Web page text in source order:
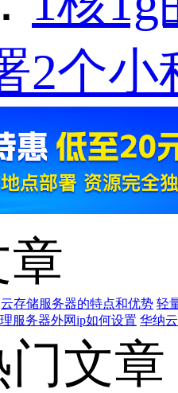
2个小
云存储服务器的特点和优势 轻
服务器外网ip如何设置 华纳
文章